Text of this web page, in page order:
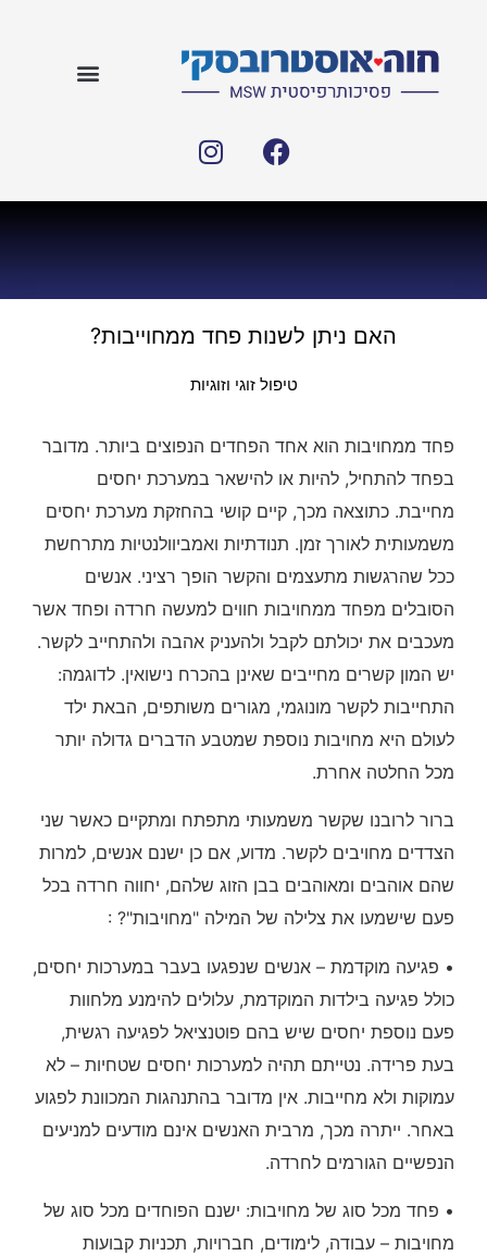
האם ניתן לשנות פחד ממחוייבות?
טיפול זוגי וזוגיות
פחד ממחויבות הוא אחד הפחדים הנפוצים ביותר. מדובר
בפחד להתחיל, להיות או להישאר במערכת יחסים
מחייבת. כתוצאה מכך, קיים קושי בהחזקת מערכת יחסים
משמעותית לאורך זמן. תנודתיות ואמביוולנטיות מתרחשת
ככל שהרגשות מתעצמים והקשר הופך רציני. אנשים
הסובלים מפחד ממחויבות חווים למעשה חרדה ופחד אשר
מעכבים את יכולתם לקבל ולהעניק אהבה ולהתחייב לקשר.
יש המון קשרים מחייבים שאינן בהכרח נישואין. לדוגמה:
התחייבות לקשר מונוגמי, מגורים משותפים, הבאת ילד
לעולם היא מחויבות נוספת שמטבע הדברים גדולה יותר
מכל החלטה אחרת.
ברור לרובנו שקשר משמעותי מתפתח ומתקיים כאשר שני
הצדדים מחויבים לקשר. מדוע, אם כן ישנם אנשים, למרות
שהם אוהבים ומאוהבים בבן הזוג שלהם, יחווה חרדה בכל
פעם שישמעו את צלילה של המילה "מחויבות"? :
• פגיעה מוקדמת – אנשים שנפגעו בעבר במערכות יחסים,
כולל פגיעה בילדות המוקדמת, עלולים להימנע מלחוות
פעם נוספת יחסים שיש בהם פוטנציאל לפגיעה רגשית,
בעת פרידה. נטייתם תהיה למערכות יחסים שטחיות – לא
עמוקות ולא מחייבות. אין מדובר בהתנהגות המכוונת לפגוע
באחר. ייתרה מכך, מרבית האנשים אינם מודעים למניעים
הנפשיים הגורמים לחרדה.
• פחד מכל סוג של מחויבות: ישנם הפוחדים מכל סוג של
מחויבות – עבודה, לימודים, חברויות, תכניות קבועות